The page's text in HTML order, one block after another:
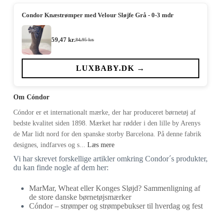
Condor Knæstrømper med Velour Sløjfe Grå - 0-3 mdr
84,95kr.
Den
pris
var:
59,47 kr.Den
pris
er:
LUXBABY.DK →
Om Cóndor
Cóndor er et internationalt mærke, der har produceret børnetøj af
bedste kvalitet siden 1898. Mærket har rødder i den lille by Arenys
de Mar lidt nord for den spanske storby Barcelona. På denne fabrik
designes, indfarves og s... Læs mere
Vi har skrevet forskellige artikler omkring Condor´s produkter,
du kan finde nogle af dem her:
MarMar, Wheat eller Konges Sløjd? Sammenligning af
de store danske børnetøjsmærker
Cóndor – strømper og strømpebukser til hverdag og fest